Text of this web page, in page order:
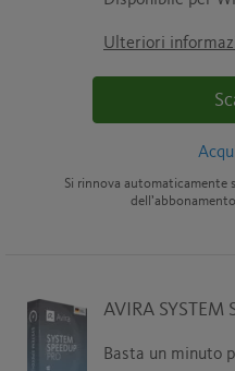
Ulteriori
Si rinnova automaticamente
AVIRA SYSTEM
Basta un minuto